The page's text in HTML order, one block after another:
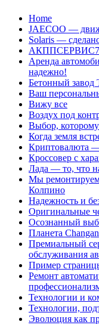
Перейти
содержанию
Home
JAECOO —
Solaris —
Аренда
надежно!
Бетонный
Ваш
Вижу все
Воздух под
Выбор,
Когда земля
Криптовалюта —
Кроссовер с
Лада — то, что
Мы ремонтируем
Колпино
Надежность и
Оригинальные
Осознанный
Планета Changan
Премиальный
обслуживания
Пример
Ремонт
Технологии и
Технологии,
Эволюция как